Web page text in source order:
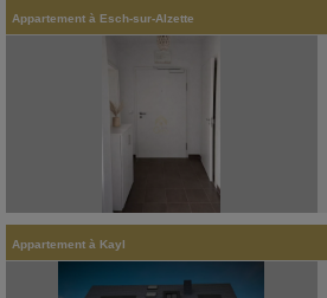
Appartement à Esch-sur-Alzette
Appartement à Kayl